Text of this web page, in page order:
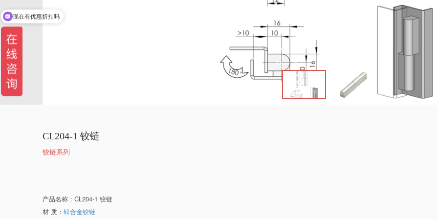
CL204-1 铰链
铰链系列
产品名称：CL204-1 铰链
材 质： 锌合金铰链
现在有优惠折扣吗